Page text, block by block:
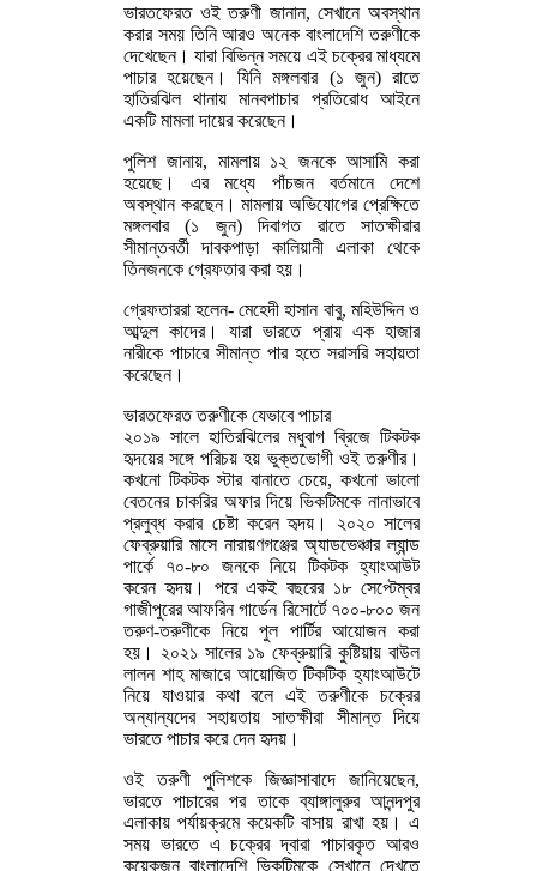
ভারতফেরত ওই তরুণী জানান, সেখানে অবস্থান
করার সময় তিনি আরও অনেক বাংলাদেশি তরুণীকে
দেখেছেন। যারা বিভিন্ন সময়ে এই চক্রের মাধ্যমে
পাচার হয়েছেন। যিনি মঙ্গলবার (১ জুন) রাতে
হাতিরঝিল থানায় মানবপাচার প্রতিরোধ আইনে
একটি মামলা দায়ের করেছেন।
পুলিশ জানায়, মামলায় ১২ জনকে আসামি করা
হয়েছে। এর মধ্যে পাঁচজন বর্তমানে দেশে
অবস্থান করছেন। মামলায় অভিযোগের প্রেক্ষিতে
মঙ্গলবার (১ জুন) দিবাগত রাতে সাতক্ষীরার
সীমান্তবর্তী দাবকপাড়া কালিয়ানী এলাকা থেকে
তিনজনকে গ্রেফতার করা হয়।
গ্রেফতাররা হলেন- মেহেদী হাসান বাবু, মহিউদ্দিন ও
আব্দুল কাদের। যারা ভারতে প্রায় এক হাজার
নারীকে পাচারে সীমান্ত পার হতে সরাসরি সহায়তা
করেছেন।
ভারতফেরত তরুণীকে যেভাবে পাচার
২০১৯ সালে হাতিরঝিলের মধুবাগ ব্রিজে টিকটক
হৃদয়ের সঙ্গে পরিচয় হয় ভুক্তভোগী ওই তরুণীর।
কখনো টিকটক স্টার বানাতে চেয়ে, কখনো ভালো
বেতনের চাকরির অফার দিয়ে ভিকটিমকে নানাভাবে
প্রলুব্ধ করার চেষ্টা করেন হৃদয়। ২০২০ সালের
ফেব্রুয়ারি মাসে নারায়ণগঞ্জের অ্যাডভেঞ্চার ল্যান্ড
পার্কে ৭০-৮০ জনকে নিয়ে টিকটক হ্যাংআউট
করেন হৃদয়। পরে একই বছরের ১৮ সেপ্টেম্বর
গাজীপুরের আফরিন গার্ডেন রিসোর্টে ৭০০-৮০০ জন
তরুণ-তরুণীকে নিয়ে পুল পার্টির আয়োজন করা
হয়। ২০২১ সালের ১৯ ফেব্রুয়ারি কুষ্টিয়ায় বাউল
লালন শাহ মাজারে আয়োজিত টিকটিক হ্যাংআউটে
নিয়ে যাওয়ার কথা বলে এই তরুণীকে চক্রের
অন্যান্যদের সহায়তায় সাতক্ষীরা সীমান্ত দিয়ে
ভারতে পাচার করে দেন হৃদয়।
ওই তরুণী পুলিশকে জিজ্ঞাসাবাদে জানিয়েছেন,
ভারতে পাচারের পর তাকে ব্যাঙ্গালুরুর আনন্দপুর
এলাকায় পর্যায়ক্রমে কয়েকটি বাসায় রাখা হয়। এ
সময় ভারতে এ চক্রের দ্বারা পাচারকৃত আরও
কয়েকজন বাংলাদেশি ভিকটিমকে সেখানে দেখতে